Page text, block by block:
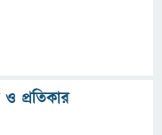
প্রতিকার